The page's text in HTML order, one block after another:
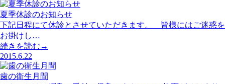
夏季休診のお知らせ
下記日程にて休診とさせていただきます。 皆様にはご迷惑を
お掛けし…
続きを読む→
2015.6.22
歯の衛生月間